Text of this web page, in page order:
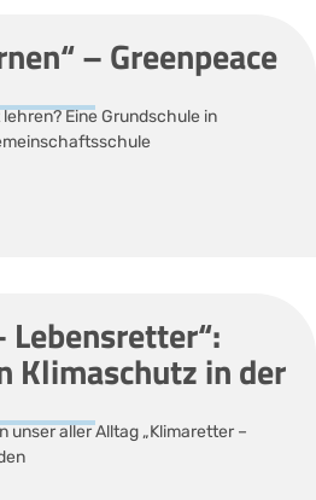
– Greenpeace
Eine Grundschule in
Klimaschutz in der
unser aller Alltag „Klimaretter –